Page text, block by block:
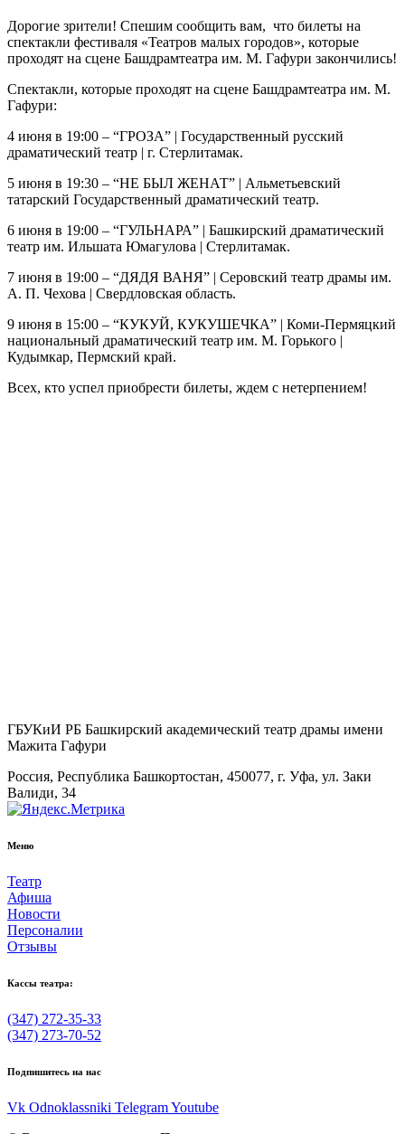
Дорогие зрители! Спешим сообщить вам, что билеты на
спектакли фестиваля «Театров малых городов», которые
проходят на сцене Башдрамтеатра им. М. Гафури закончились!
Спектакли, которые проходят на сцене Башдрамтеатра им. М.
Гафури:
4 июня в 19:00 – “ГРОЗА” | Государственный русский
драматический театр | г. Стерлитамак.
5 июня в 19:30 – “НЕ БЫЛ ЖЕНАТ” | Альметьевский
татарский Государственный драматический театр.
6 июня в 19:00 – “ГУЛЬНАРА” | Башкирский драматический
театр им. Ильшата Юмагулова | Стерлитамак.
7 июня в 19:00 – “ДЯДЯ ВАНЯ” | Серовский театр драмы им.
А. П. Чехова | Свердловская область.
9 июня в 15:00 – “КУКУЙ, КУКУШЕЧКА” | Коми-Пермяцкий
национальный драматический театр им. М. Горького |
Кудымкар, Пермский край.
Всех, кто успел приобрести билеты, ждем с нетерпением!
ГБУКиИ РБ Башкирский академический театр драмы имени
Мажита Гафури
Россия, Республика Башкортостан, 450077, г. Уфа, ул. Заки
Валиди, 34
Меню
Театр
Афиша
Новости
Персоналии
Отзывы
Кассы театра:
(347) 272-35-33
(347) 273-70-52
Подпишитесь на нас
Vk Odnoklassniki TelegramYoutube